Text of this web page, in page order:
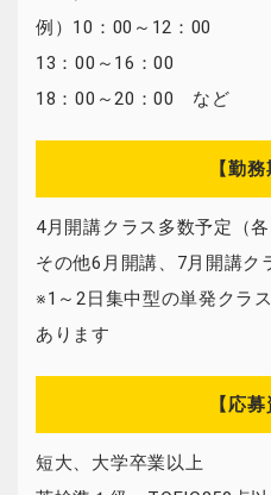
例）10：00～12：00
13：00～16：00
18：00～20：00 など
【勤務
4月開講クラス多数予定（
その他6月開講、7月開講ク
※1～2日集中型の単発クラ
あります
【応募
短大、大学卒業以上